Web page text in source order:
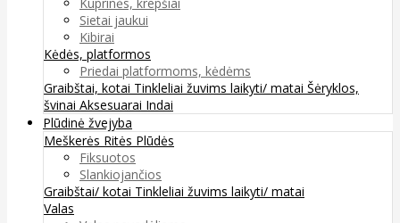
Sietai jaukui
Kibirai
Kėdės, platformos
Priedai platformoms, kėdėms
Graibštai, kotai Tinkleliai žuvims laikyti/ matai Šėryklos,
švinai Aksesuarai Indai
Plūdinė žvejyba
Meškerės Ritės Plūdės
Fiksuotos
Slankiojančios
Graibštai/ kotai Tinkleliai žuvims laikyti/ matai
Valas